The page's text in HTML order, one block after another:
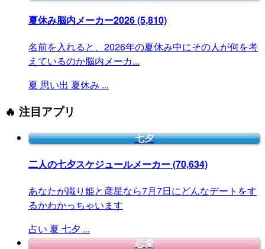
夏休み脳内メーカー2026(5,810)
名前を入れると、2026年の夏休み中にその人が何を考
えているのか脳内メーカ...
夏 思い出 夏休み ...
🔥 注目アプリ
七夕
二人の七夕スケジュールメーカー(70,634)
あなたが織り姫と彦星なら7月7日にどんなデートをす
るかわかっちゃいます
占い 夏 七夕 ...
恋愛